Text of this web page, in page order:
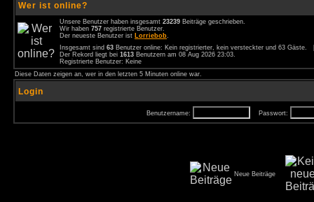
Wer ist online?
Unsere Benutzer haben insgesamt 23239 Beiträge geschrieben.
Wir haben 757 registrierte Benutzer.
Der neueste Benutzer ist Lorriebob.
Insgesamt sind 63 Benutzer online: Kein registrierter, kein versteckter und 63
Der Rekord liegt bei 1613 Benutzern am 08 Aug 2026 23:03.
Registrierte Benutzer: Keine
Diese Daten zeigen an, wer in den letzten 5 Minuten online war.
Login
Benutzername: Passwort:
Neue Beiträge